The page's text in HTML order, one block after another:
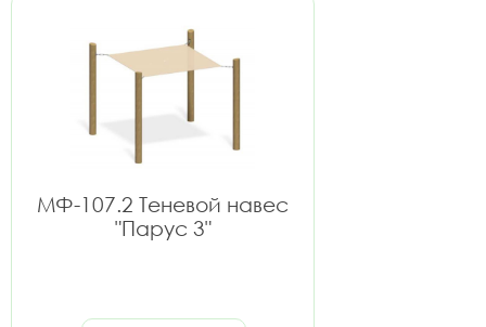
МФ-107.2 Теневой навес
"Парус 3"